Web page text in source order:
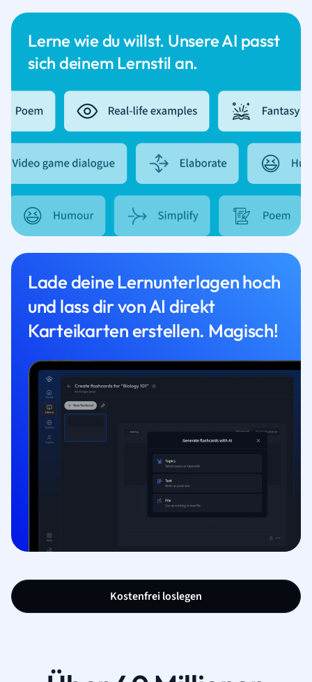
Lerne wie du willst. Unsere AI passt
sich deinem Lernstil an.
Lade deine Lernunterlagen hoch
und lass dir von AI direkt
Karteikarten erstellen. Magisch!
Kostenfrei loslegen